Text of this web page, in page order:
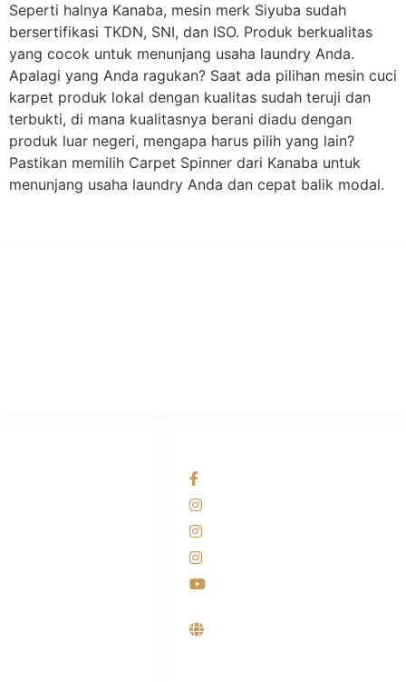
Seperti halnya Kanaba, mesin merk Siyuba sudah
bersertifikasi TKDN, SNI, dan ISO. Produk berkualitas
yang cocok untuk menunjang usaha laundry Anda.
Apalagi yang Anda ragukan? Saat ada pilihan mesin cuci
karpet produk lokal dengan kualitas sudah teruji dan
terbukti, di mana kualitasnya berani diadu dengan
produk luar negeri, mengapa harus pilih yang lain?
Pastikan memilih Carpet Spinner dari Kanaba untuk
menunjang usaha laundry Anda dan cepat balik modal.